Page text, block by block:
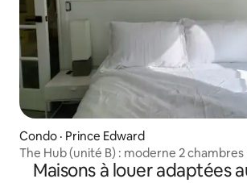
Condo · Prince Edward
The Hub (unité B) : moderne 2 chambres
Picton
Maisons à louer adaptées